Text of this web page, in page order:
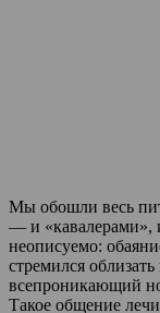
Мы обошли весь
— и «кавалерами»,
неописуемо:
стремился
всепроникающий
Такое общение